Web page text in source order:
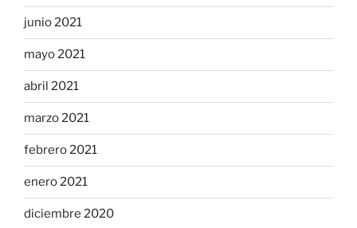
junio 2021
mayo 2021
abril 2021
marzo 2021
febrero 2021
enero 2021
diciembre 2020